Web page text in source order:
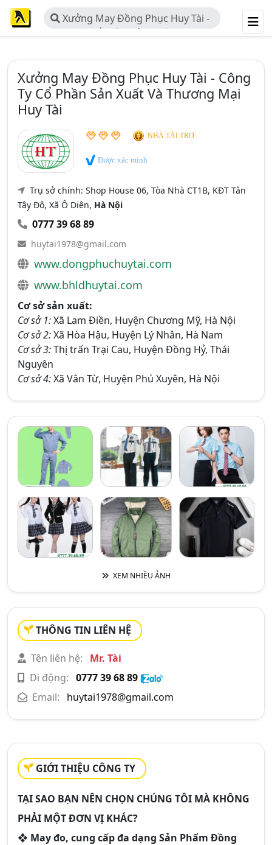
Xưởng May Đồng Phục Huy Tài -
Công Ty Cổ Phần Sản Xuất Và
Xưởng May Đồng Phục Huy Tài - Công
Ty Cổ Phần Sản Xuất Và Thương Mại
Huy Tài
NHÀ TÀI TRỢ
Được xác minh
Trụ sở chính: Shop House 06, Tòa Nhà CT1B, KĐT Tân
Tây Đô, Xã Ô Diên, Hà Nội
0777 39 68 89
huytai1978@gmail.com
www.dongphuchuytai.com
www.bhldhuytai.com
Cơ sở sản xuất:
Cơ sở 1:Xã Lam Điền, Huyện Chương Mỹ, Hà Nội
Cơ sở 2:Xã Hòa Hậu, Huyện Lý Nhân, Hà Nam
Cơ sở 3:Thị trấn Trại Cau, Huyện Đồng Hỷ, Thái
Nguyên
Cơ sở 4:Xã Vân Từ, Huyện Phú Xuyên, Hà Nội
XEM NHIỀU ẢNH
THÔNG TIN LIÊN HỆ
Tên liên hệ:
Mr. Tài
Di động: 0777 39 68 89
Email:
huytai1978@gmail.com
GIỚI THIỆU CÔNG TY
TẠI SAO BẠN NÊN CHỌN CHÚNG TÔI MÀ KHÔNG
PHẢI MỘT ĐƠN VỊ KHÁC?
❖ May đo, cung cấp đa dạng Sản Phẩm Đồng